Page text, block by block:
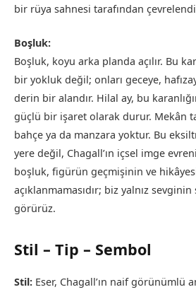
bir rüya sahnesi tarafından
Boşluk:
Boşluk, koyu arka planda açılır. Bu
bir yokluk değil; onları geceye,
derin bir alandır. Hilal ay, bu
güçlü bir işaret olarak durur. Mekân
bahçe ya da manzara yoktur. Bu
yere değil, Chagall’ın içsel imge
boşluk, figürün geçmişinin ve
açıklanmamasıdır; biz yalnız
görürüz.
Stil – Tip – Sembol
Stil: Eser, Chagall’ın naif görünümlü